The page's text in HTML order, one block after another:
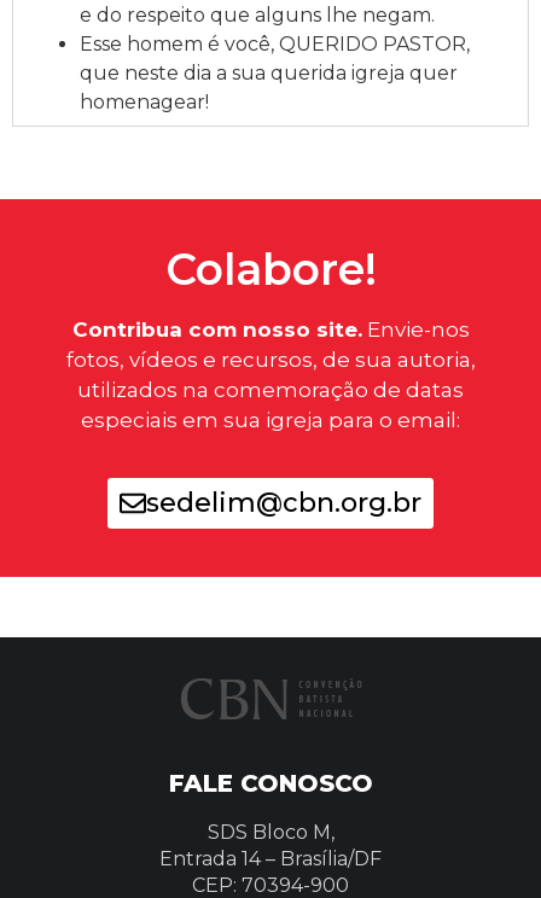
e do respeito que alguns lhe negam.
Esse homem é você, QUERIDO PASTOR,
que neste dia a sua querida igreja quer
homenagear!
Colabore!
Contribua com nosso site.Envie-nos
fotos, vídeos e recursos, de sua autoria,
utilizados na comemoração de datas
especiais em sua igreja para o email:
sedelim@cbn.org.br
FALE CONOSCO
SDS Bloco M,
Entrada 14 – Brasília/DF
CEP: 70394-900